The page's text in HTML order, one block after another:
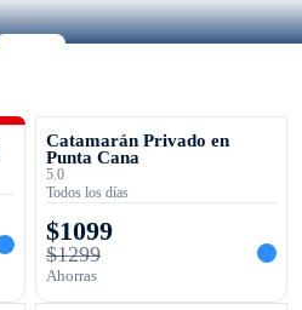
OFERTA TEMPORAL
Catamarán Privado en
Punta Cana
5.0
Todos los días
$1099
$1299
Ahorras